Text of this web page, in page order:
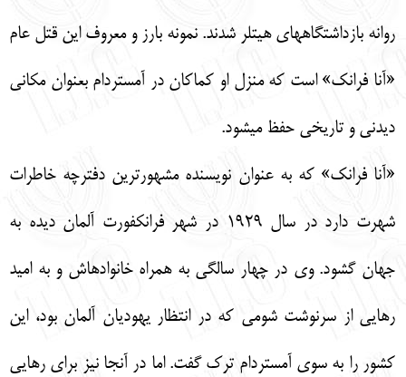
روانه بازداشتگاه‏هاي هيتلر شدند. نمونه بارز و معروف اين قتل عام
«آنا فرانك» است كه منزل او كماكان در آمستردام بعنوان مكاني
ديدني و تاريخي حفظ مي‏شود.
«آنا فرانك» كه به عنوان نويسنده مشهورترين دفترچه خاطرات
شهرت دارد در سال 1929 در شهر فرانكفورت آلمان ديده به
جهان گشود. وي در چهار سالگي به همراه خانواده‏اش و به اميد
رهايي از سرنوشت شومي كه در انتظار يهوديان آلمان بود، اين
كشور را به سوي آمستردام ترك گفت. اما در آنجا نيز براي رهايي